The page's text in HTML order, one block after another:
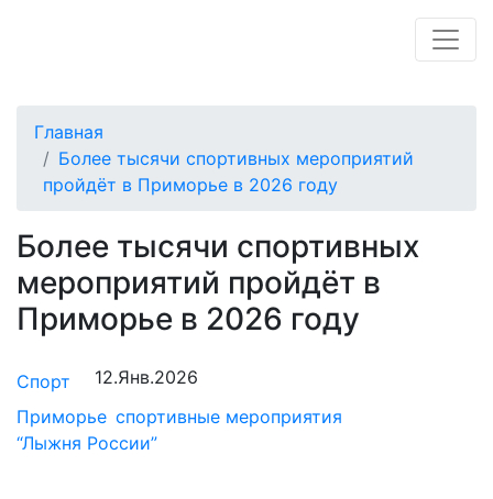
Главная
Более тысячи спортивных мероприятий
пройдёт в Приморье в 2026 году
Более тысячи спортивных
мероприятий пройдёт в
Приморье в 2026 году
Спорт
12.Янв.2026
Приморье спортивные мероприятия
“Лыжня России”